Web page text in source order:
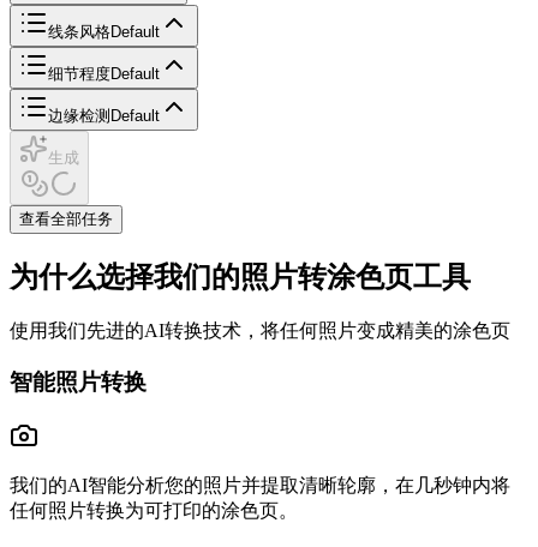
线条风格Default
细节程度Default
边缘检测Default
生成
查看全部任务
为什么选择我们的照片转涂色页工具
使用我们先进的AI转换技术，将任何照片变成精美的涂色页
智能照片转换
我们的AI智能分析您的照片并提取清晰轮廓，在几秒钟内将
任何照片转换为可打印的涂色页。